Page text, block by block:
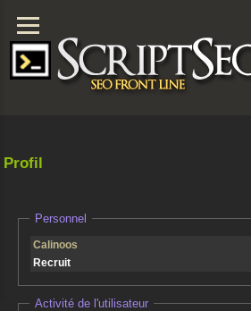
Profil
Personnel
Calinoos
Recruit
Activité de l'utilisateur